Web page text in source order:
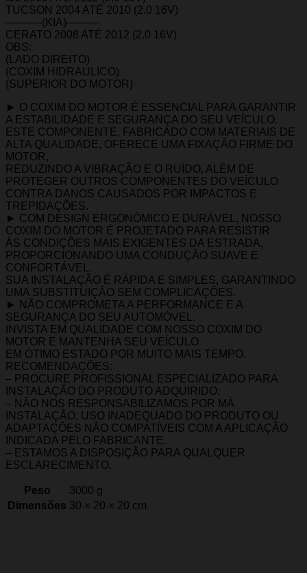
TUCSON 2004 ATÉ 2010 (2.0 16V)
———-(KIA)———
CERATO 2008 ATÉ 2012 (2.0 16V)
OBS:
(LADO DIREITO)
(COXIM HIDRAULICO)
(SUPERIOR DO MOTOR)
► O COXIM DO MOTOR É ESSENCIAL PARA GARANTIR
A ESTABILIDADE E SEGURANÇA DO SEU VEÍCULO.
ESTE COMPONENTE, FABRICADO COM MATERIAIS DE
ALTA QUALIDADE, OFERECE UMA FIXAÇÃO FIRME DO
MOTOR,
REDUZINDO A VIBRAÇÃO E O RUÍDO, ALÉM DE
PROTEGER OUTROS COMPONENTES DO VEÍCULO
CONTRA DANOS CAUSADOS POR IMPACTOS E
TREPIDAÇÕES.
► COM DESIGN ERGONÔMICO E DURÁVEL, NOSSO
COXIM DO MOTOR É PROJETADO PARA RESISTIR
ÀS CONDIÇÕES MAIS EXIGENTES DA ESTRADA,
PROPORCIONANDO UMA CONDUÇÃO SUAVE E
CONFORTÁVEL.
SUA INSTALAÇÃO É RÁPIDA E SIMPLES, GARANTINDO
UMA SUBSTITUIÇÃO SEM COMPLICAÇÕES.
► NÃO COMPROMETA A PERFORMANCE E A
SEGURANÇA DO SEU AUTOMÓVEL.
INVISTA EM QUALIDADE COM NOSSO COXIM DO
MOTOR E MANTENHA SEU VEÍCULO
EM ÓTIMO ESTADO POR MUITO MAIS TEMPO.
RECOMENDAÇÕES:
– PROCURE PROFISSIONAL ESPECIALIZADO PARA
INSTALAÇÃO DO PRODUTO ADQUIRIDO;
– NÃO NOS RESPONSABILIZAMOS POR MÁ
INSTALAÇÃO, USO INADEQUADO DO PRODUTO OU
ADAPTAÇÕES NÃO COMPATÍVEIS COM A APLICAÇÃO
INDICADA PELO FABRICANTE.
– ESTAMOS A DISPOSIÇÃO PARA QUALQUER
ESCLARECIMENTO.
Peso
3000 g
Dimensões 30 × 20 × 20 cm